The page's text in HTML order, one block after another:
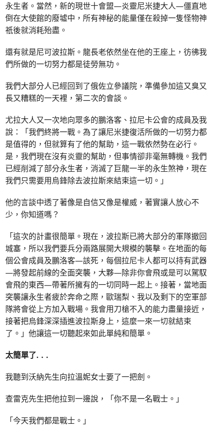
永生者。當然，新的現世十會盟—炎靈尼米捷大人—僵直地
倒在大使館的廢墟中，所有神秘的能量僅在殺掉一隻怪物神
祇後就消耗殆盡。
還有就是尼可波拉斯。龍長老依然坐在他的王座上，彷彿我
們所做的一切努力都是徒勞無功。
我們大部分人已經回到了俄佐立參議院，準備參加這又臭又
長又糟糕的一天裡，第二次的會談。
尤拉大人又一次地向眾多的鵬洛客、拉尼卡公會的成員及我
說：「我們終將一戰。為了讓尼米捷復活所做的一切努力都
是值得的，但就算有了他的幫助，這一戰依然勢在必行。
是，我們現在沒有炎靈的幫助，但事情卻非毫無轉機。我們
已經削減了部分永生者，消滅了巨龍一半的永生煞神，現在
我們只需要用烏鋒除去波拉斯來結束這一切。」
他的言談中透了著像是自信又像是權威，著實讓人放心不
少，你知道嗎？
「這次的計畫很簡單。現在，波拉斯已將大部分的軍隊撤回
城塞，所以我們要兵分兩路展開大規模的襲擊。在地面的每
個公會成員及鵬洛客—該死，每個拉尼卡人都可以持有武器
—將發起前線的全面突襲，大夥—除非你會飛或是可以駕馭
會飛的東西—帶著所擁有的一切同時一起上。接著，當地面
突襲讓永生者疲於奔命之際，歐瑞梨、我以及剩下的空軍部
隊將會從上方加入戰場。我會用刀槍不入的能力盡量接近，
接著把烏鋒深深插進波拉斯身上，這麼一來一切就結束
了。」他讓這一切聽起來如此單純和簡單。
太簡單了. . .
我聽到沃納先生向拉溫妮女士要了一把劍。
查雷克先生把他拉到一邊說，「你不是一名戰士。」
「今天我們都是戰士。」